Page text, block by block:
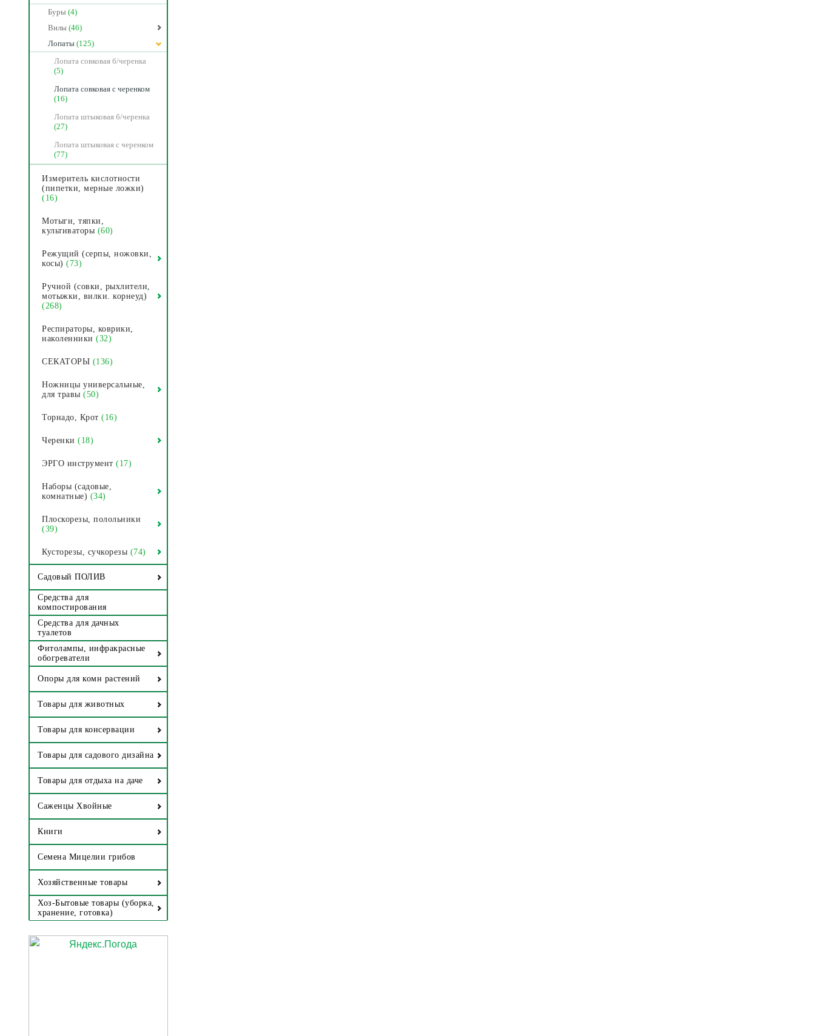
Буры (4)
Вилы (46)
Лопаты (125)
Лопата совковая б/черенка
(5)
Лопата совковая с черенком
(16)
Лопата штыковая б/черенка
(27)
Лопата штыковая с черенком
(77)
Измеритель кислотности
(пипетки, мерные ложки)
(16)
Мотыги, тяпки,
культиваторы (60)
Режущий (серпы, ножовки,
косы) (73)
Ручной (совки, рыхлители,
мотыжки, вилки. корнеуд)
(268)
Респираторы, коврики,
наколенники (32)
СЕКАТОРЫ (136)
Ножницы универсальные,
для травы (50)
Торнадо, Крот (16)
Черенки (18)
ЭРГО инструмент (17)
Наборы (садовые,
комнатные) (34)
Плоскорезы, полольники
(39)
Кусторезы, сучкорезы (74)
Садовый ПОЛИВ
Средства для
компостирования
Средства для дачных
туалетов
Фитолампы, инфракрасные
обогреватели
Опоры для комн растений
Товары для животных
Товары для консервации
Товары для садового дизайна
Товары для отдыха на даче
Саженцы Хвойные
Книги
Семена Мицелии грибов
Хозяйственные товары
Хоз-Бытовые товары (уборка,
хранение, готовка)